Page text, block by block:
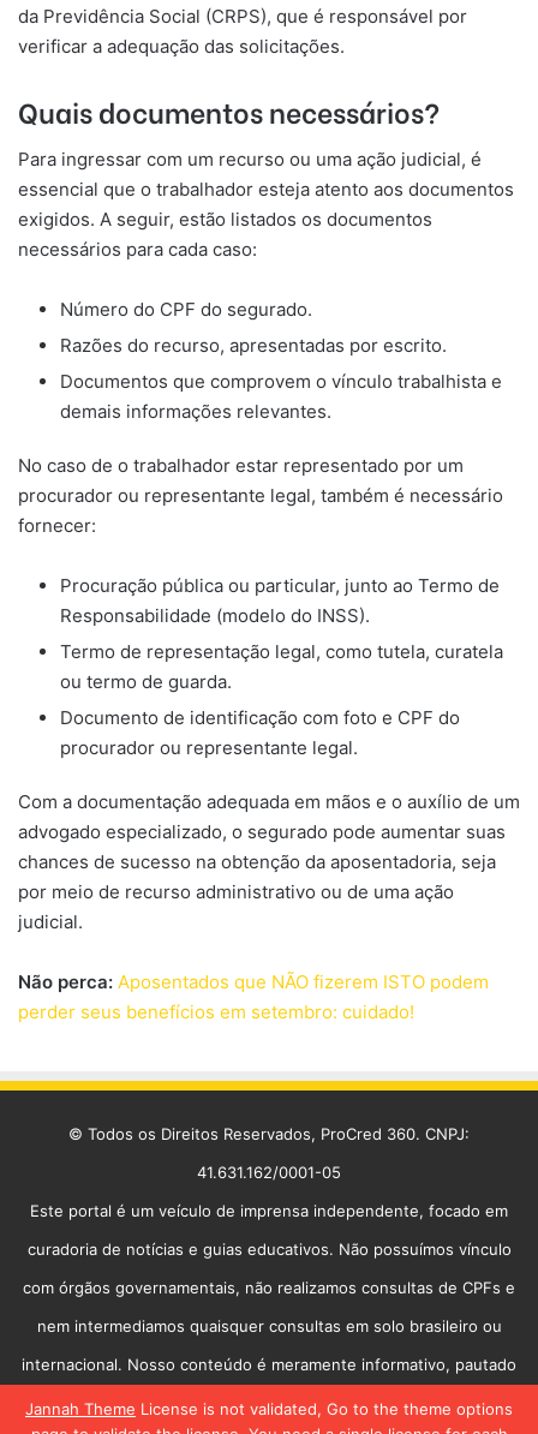
Jannah Theme License is not validated, Go to the theme options
da Previdência Social (CRPS), que é responsável por
verificar a adequação das solicitações.
Quais documentos necessários?
Para ingressar com um recurso ou uma ação judicial, é
essencial que o trabalhador esteja atento aos documentos
exigidos. A seguir, estão listados os documentos
necessários para cada caso:
Número do CPF do segurado.
Razões do recurso, apresentadas por escrito.
Documentos que comprovem o vínculo trabalhista e
demais informações relevantes.
No caso de o trabalhador estar representado por um
procurador ou representante legal, também é necessário
fornecer:
Procuração pública ou particular, junto ao Termo de
Responsabilidade (modelo do INSS).
Termo de representação legal, como tutela, curatela
ou termo de guarda.
Documento de identificação com foto e CPF do
procurador ou representante legal.
Com a documentação adequada em mãos e o auxílio de um
advogado especializado, o segurado pode aumentar suas
chances de sucesso na obtenção da aposentadoria, seja
por meio de recurso administrativo ou de uma ação
judicial.
Não perca: Aposentados que NÃO fizerem ISTO podem
perder seus benefícios em setembro: cuidado!
© Todos os Direitos Reservados, ProCred 360. CNPJ:
41.631.162/0001-05
Este portal é um veículo de imprensa independente, focado em
curadoria de notícias e guias educativos. Não possuímos vínculo
com órgãos governamentais, não realizamos consultas de CPFs e
nem intermediamos quaisquer consultas em solo brasileiro ou
internacional. Nosso conteúdo é meramente informativo, pautado
na transparência e na utilidade pública.